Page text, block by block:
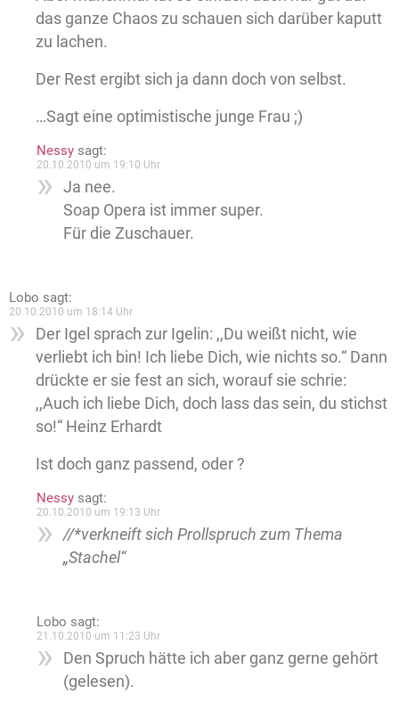
das ganze Chaos zu schauen sich darüber kaputt
zu lachen.
Der Rest ergibt sich ja dann doch von selbst.
…Sagt eine optimistische junge Frau ;)
Nessy sagt:
20.10.2010 um 19:10 Uhr
Ja nee.
Soap Opera ist immer super.
Für die Zuschauer.
Lobo sagt:
20.10.2010 um 18:14 Uhr
Der Igel sprach zur Igelin: ,,Du weißt nicht, wie
verliebt ich bin! Ich liebe Dich, wie nichts so.“ Dann
drückte er sie fest an sich, worauf sie schrie:
,,Auch ich liebe Dich, doch lass das sein, du stichst
so!“ Heinz Erhardt
Ist doch ganz passend, oder ?
Nessy sagt:
20.10.2010 um 19:13 Uhr
//*verkneift sich Prollspruch zum Thema
„Stachel“
Lobo sagt:
21.10.2010 um 11:23 Uhr
Den Spruch hätte ich aber ganz gerne gehört
(gelesen).